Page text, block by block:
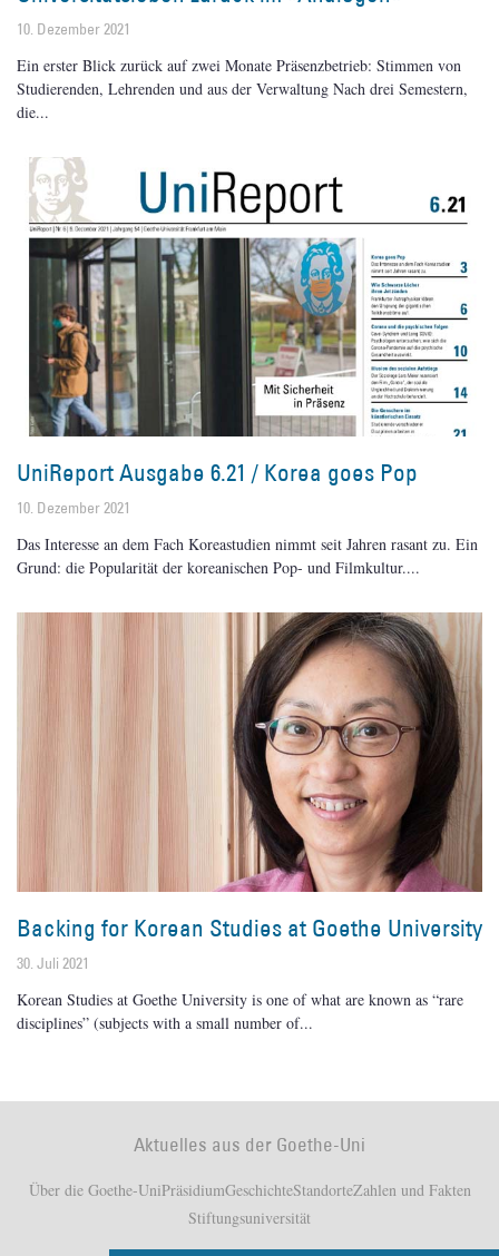
10. Dezember 2021
Ein erster Blick zurück auf zwei Monate Präsenzbetrieb: Stimmen von
Studierenden, Lehrenden und aus der Verwaltung Nach drei Semestern,
die
UniReport Ausgabe 6.21 / Korea goes Pop
10. Dezember 2021
Das Interesse an dem Fach Koreastudien nimmt seit Jahren rasant zu. Ein
Grund: die Popularität der koreanischen Pop- und Filmkultur.
Backing for Korean Studies at Goethe University
30. Juli 2021
Korean Studies at Goethe University is one of what are known as “rare
disciplines” (subjects with a small number of
Aktuelles aus der Goethe-Uni
Über die Goethe-UniPräsidiumGeschichteStandorteZahlen und Fakten
Stiftungsuniversität